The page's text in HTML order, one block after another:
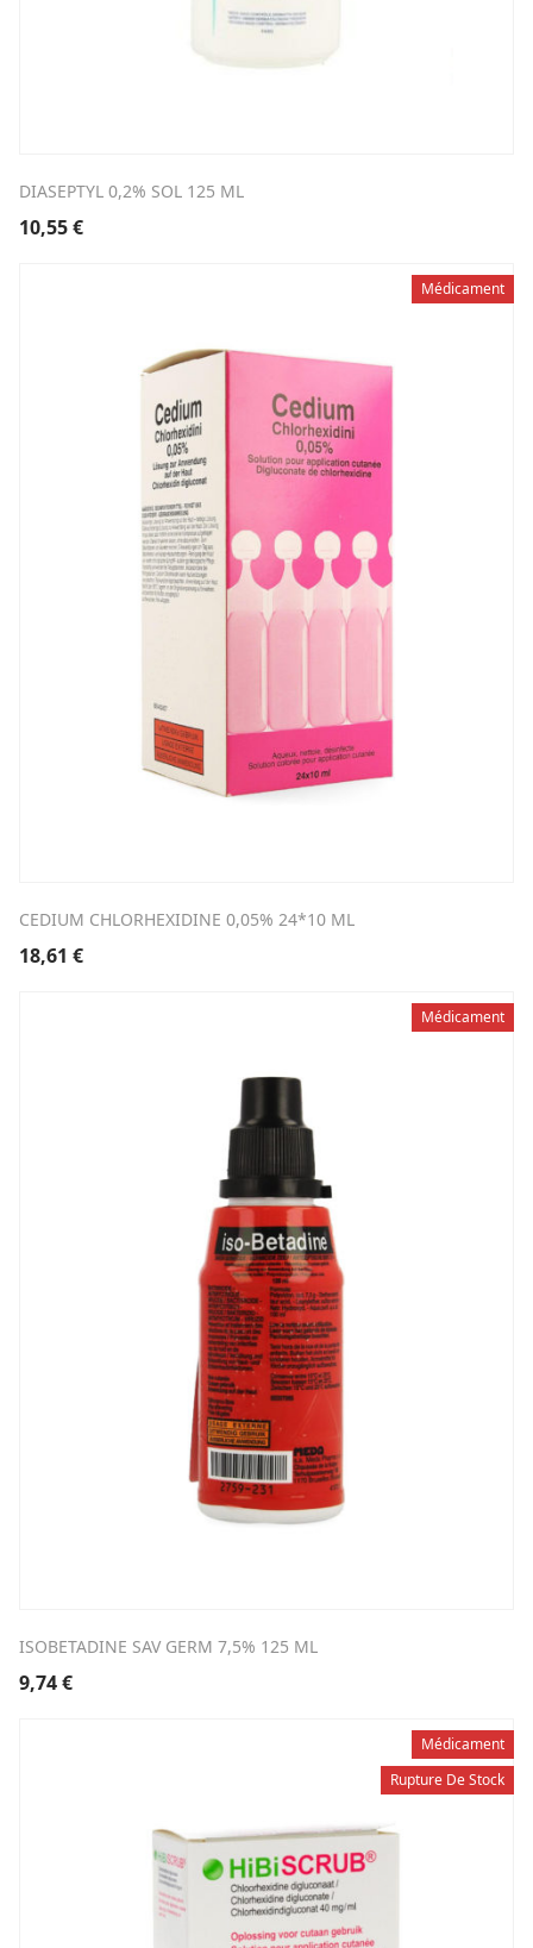
DIASEPTYL 0,2% SOL 125 ML
10,55€
Médicament
CEDIUM CHLORHEXIDINE 0,05% 24*10 ML
18,61 €
Médicament
ISOBETADINE SAV GERM 7,5% 125 ML
9,74€
Rupture De Stock
Médicament